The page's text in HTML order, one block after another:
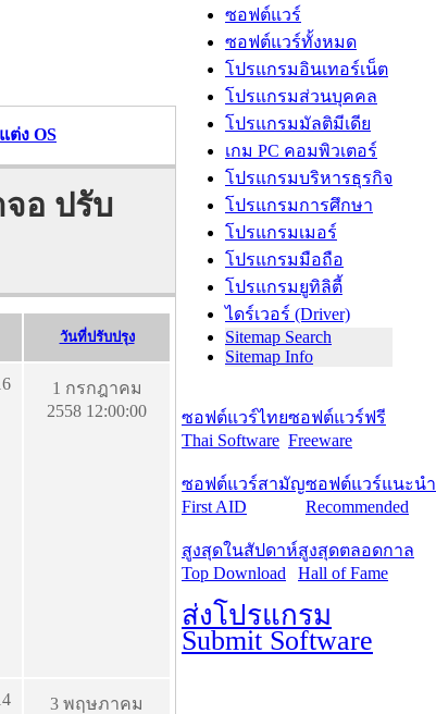
ต่ง OS
จอ ปรับ
วันที่ปรับปรุง
1 กรกฎาคม
2558 12:00:00
3 พฤษภาคม
ซอฟต์แวร์
ซอฟต์แวร์ทั้งหมด
โปรแกรมอินเทอร์เน็ต
โปรแกรมส่วนบุคคล
โปรแกรมมัลติมีเดีย
เกม PC คอมพิวเตอร์
โปรแกรมบริหารธุรกิจ
โปรแกรมการศึกษา
โปรแกรมเมอร์
โปรแกรมมือถือ
โปรแกรมยูทิลิตี้
ไดร์เวอร์ (Driver)
Sitemap Search
Sitemap Info
ซอฟต์แวร์ไทย
Thai Software
ซอฟต์แวร์ฟรี
Freeware
ซอฟต์แวร์สามัญ
First AID
ซอฟต์แวร์แนะนำ
Recommended
สูงสุดในสัปดาห์
Top Download
สูงสุดตลอดกาล
Hall of Fame
ส่งโปรแกรม
Submit Software